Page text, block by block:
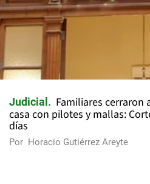
Judicial
Familiares cerraron
casa con pilotes y mallas:
días
Por Horacio Gutiérrez Areyte